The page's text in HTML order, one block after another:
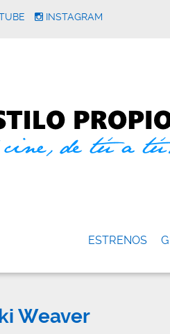
INSTAGRAM
ESTRENOS
Weaver